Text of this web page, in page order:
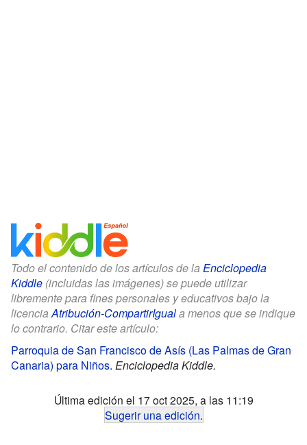
Todo el contenido de los artículos de la Enciclopedia
Kiddle (incluidas las imágenes) se puede utilizar
libremente para fines personales y educativos bajo la
licenciaAtribución-CompartirIguala menos que se indique
lo contrario. Citar este artículo:
Parroquia de San Francisco de Asís (Las Palmas de Gran
Canaria) para Niños. Enciclopedia Kiddle.
Última edición el 17 oct 2025, a las 11:19
Sugerir una edición.